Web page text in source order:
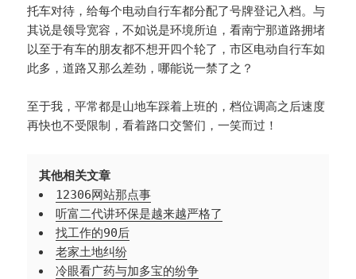
托车对待，给每个电动自行车都分配了号牌登记入档。与
其说是领导宽容，不如说是环境所迫，看南宁那道路拥堵
以至于有车的朋友都不想开四个轮了，市区电动自行车如
此多，道路又那么差劲，哪能说一禁了之？
至于我，平常都是山地车踩着上班的，档位调高之后速度
再快也不受限制，看着路口交警们，一笑而过！
其他相关文章
12306网站那点事
听富二代讲环保是越来越严格了
找工作的90后
老家土地纠纷
冷眼看广药与加多宝的纷争